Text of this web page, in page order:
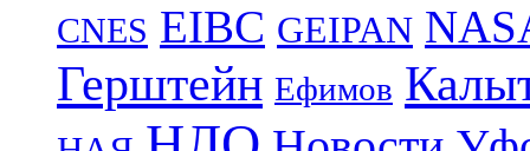
CNES EIBC GEIPAN
Герштейн Ефимов